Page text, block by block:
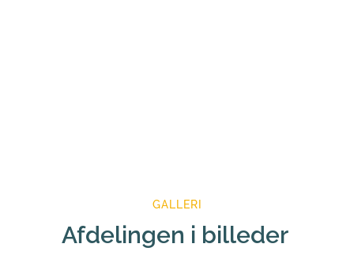
GALLERI
Afdelingen i billeder